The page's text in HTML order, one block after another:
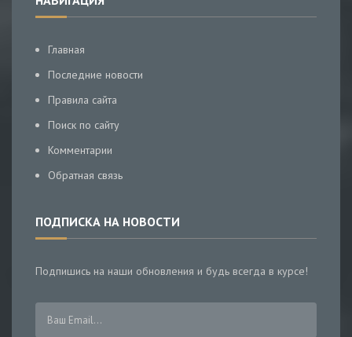
Главная
Последние новости
Правила сайта
Поиск по сайту
Комментарии
Обратная связь
ПОДПИСКА НА НОВОСТИ
Подпишись на наши обновления и будь всегда в курсе!